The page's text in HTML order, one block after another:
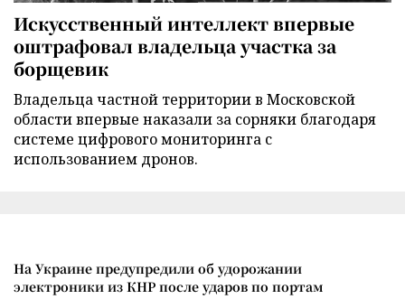
Искусственный интеллект впервые
оштрафовал владельца участка за
борщевик
Владельца частной территории в Московской
области впервые наказали за сорняки благодаря
системе цифрового мониторинга с
использованием дронов.
На Украине предупредили об удорожании
электроники из КНР после ударов по портам